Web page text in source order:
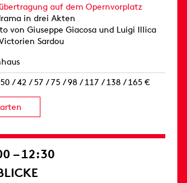
auf dem Opernvorplatz
in drei Akten
von Giuseppe Giacosa und Luigi Illica
Sardou
/ 42 / 57 / 75 / 98 / 117 / 138 / 165 €
– 12:30